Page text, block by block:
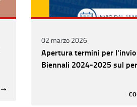
02 marzo 2026
Apertura termini per
Biennali 2024-2025 sul